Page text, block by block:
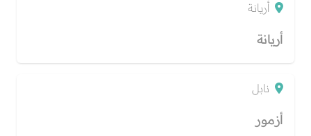
إسم البلدية
بحث
أريانة
أريانة
نابل
أزمور